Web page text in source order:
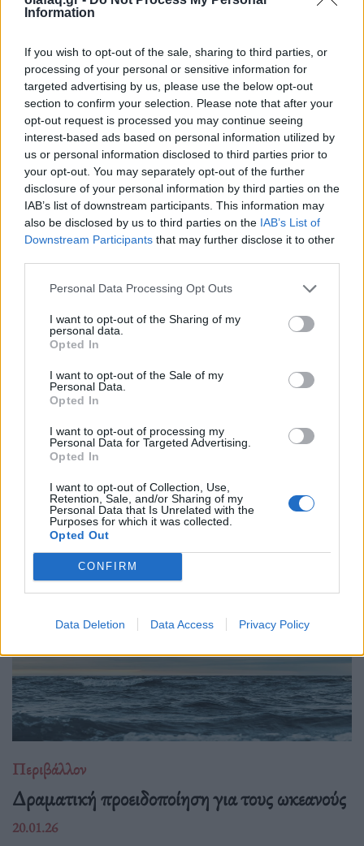
Information
If you wish to opt-out of the sale, sharing to third parties, or
processing of your personal or sensitive information for
targeted advertising by us, please use the below opt-out
section to confirm your selection. Please note that after your
opt-out request is processed you may continue seeing
interest-based ads based on personal information utilized by
us or personal information disclosed to third parties prior to
your opt-out. You may separately opt-out of the further
disclosure of your personal information by third parties on the
IAB’s list of downstream participants. This information may
also be disclosed by us to third parties on the IAB’s List of
Downstream Participants that may further disclose it to other
Personal Data Processing Opt Outs
I want to opt-out of the Sharing of my
personal data.
Opted In
I want to opt-out of the Sale of my
Personal Data.
Opted In
I want to opt-out of processing my
Personal Data for Targeted Advertising.
Opted In
I want to opt-out of Collection, Use,
Retention, Sale, and/or Sharing of my
Personal Data that Is Unrelated with the
Purposes for which it was collected.
Opted Out
CONFIRM
Data Deletion Data Access Privacy Policy
Η Ανταρκτική καταρρέει
25.05.26
Ο παγετώνας Thwaites στην Ανταρκτική, γνωστός και ως
“Doomsday Glacier”, φαίνεται πως βρίσκεται πλέον ένα
βήμα πριν από τη διάλυση, με τους επιστήμονες να
προειδοποιούν για αλυσιδωτές επιπτώσεις στην
Περιβάλλον
21.03.26
Νέα έρευνα λέει ότι το CO2 δεν καταστρέφει μόνο τον
πλανήτη, τρώει αργά και τα κόκαλά μας. Ωραία, τουλάχιστον
θα φύγουμε πιο ανάλαφροι.
Περιβάλλον
Δραματική προειδοποίηση για τους ωκεανούς
20.01.26